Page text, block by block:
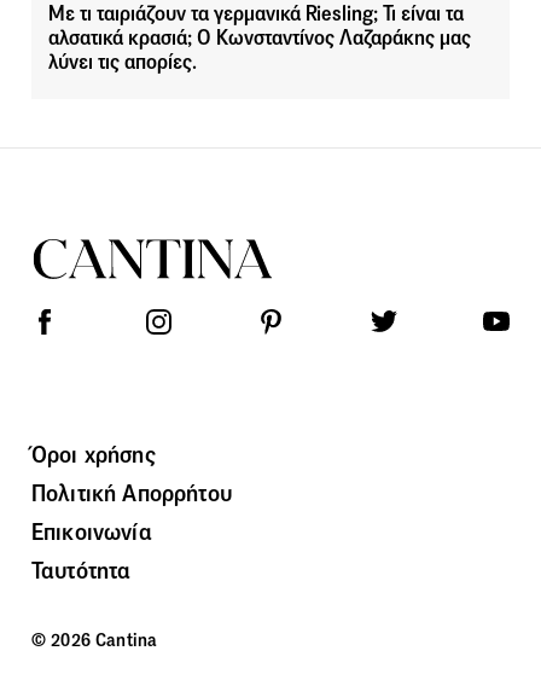
Με τι ταιριάζουν τα γερμανικά Riesling; Τι είναι τα
αλσατικά κρασιά; Ο Κωνσταντίνος Λαζαράκης μας
λύνει τις απορίες.
Όροι χρήσης
Πολιτική Απορρήτου
Επικοινωνία
Ταυτότητα
© 2026 Cantina